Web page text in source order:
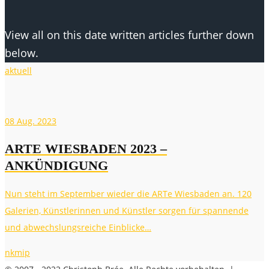
View all on this date written articles further down
below.
aktuell
08 Aug. 2023
ARTE WIESBADEN 2023 –
ANKÜNDIGUNG
Nun steht im September wieder die ARTe Wiesbaden an. 120
Galerien, Künstlerinnen und Künstler sorgen für spannende
und abwechslungsreiche Einblicke…
nkmip